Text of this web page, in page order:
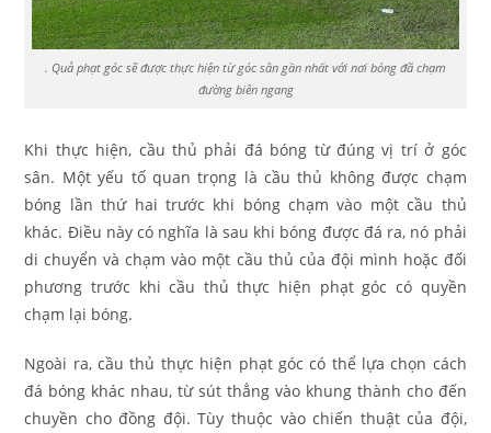
. Quả phạt góc sẽ được thực hiện từ góc sân gần nhất với nơi bóng đã chạm
đường biên ngang
Khi thực hiện, cầu thủ phải đá bóng từ đúng vị trí ở góc
sân. Một yếu tố quan trọng là cầu thủ không được chạm
bóng lần thứ hai trước khi bóng chạm vào một cầu thủ
khác. Điều này có nghĩa là sau khi bóng được đá ra, nó phải
di chuyển và chạm vào một cầu thủ của đội mình hoặc đối
phương trước khi cầu thủ thực hiện phạt góc có quyền
chạm lại bóng.
Ngoài ra, cầu thủ thực hiện phạt góc có thể lựa chọn cách
đá bóng khác nhau, từ sút thẳng vào khung thành cho đến
chuyền cho đồng đội. Tùy thuộc vào chiến thuật của đội,